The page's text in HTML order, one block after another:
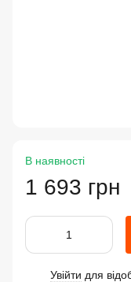
В наявності
1 693 грн
Увійти для